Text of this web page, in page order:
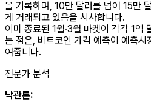
을 기록하며, 10만 달러를 넘어 15만
게 거래되고 있음을 시사합니다.
이미 종료된 1월·3월 마켓이 각각 1억
는 점은, 비트코인 가격 예측이 예측시
여줍니다.
전문가 분석
낙관론: